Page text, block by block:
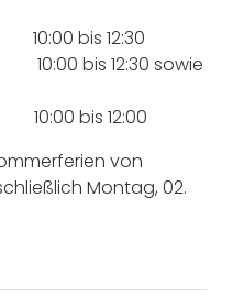
bis 12:30
bis 12:30 sowie
bis 12:00
von
Montag, 02.